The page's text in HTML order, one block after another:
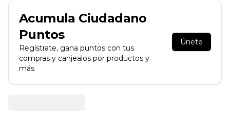
Acumula Ciudadano
Puntos
Regístrate, gana puntos con tus
compras y canjealos por productos y
más
Únete